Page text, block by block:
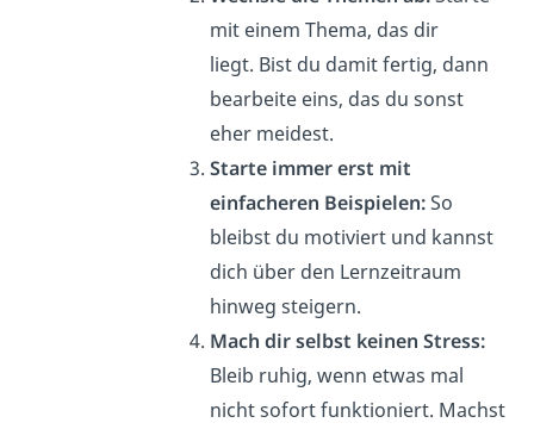
mit einem Thema, das dir
liegt. Bist du damit fertig, dann
bearbeite eins, das du sonst
eher meidest.
Starte immer erst mit
einfacheren Beispielen:So
bleibst du motiviert und kannst
dich über den Lernzeitraum
hinweg steigern.
Mach dir selbst keinen Stress:
Bleib ruhig, wenn etwas mal
nicht sofort funktioniert. Machst